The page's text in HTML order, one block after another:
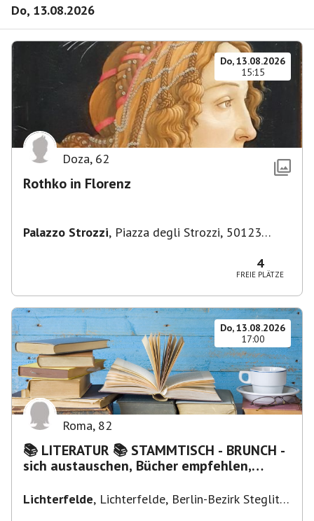
Do, 13.08.2026
Do, 13.08.2026
15:15
Doza, 62
Rothko in Florenz
Palazzo Strozzi, Piazza degli Strozzi, 50123
4
FREIE PLÄTZE
Do, 13.08.2026
17:00
Roma, 82
📚 LITERATUR 📚 STAMMTISCH - BRUNCH -
sich austauschen, Bücher empfehlen,
Lichterfelde, Lichterfelde, Berlin-Bezirk Steglitz-